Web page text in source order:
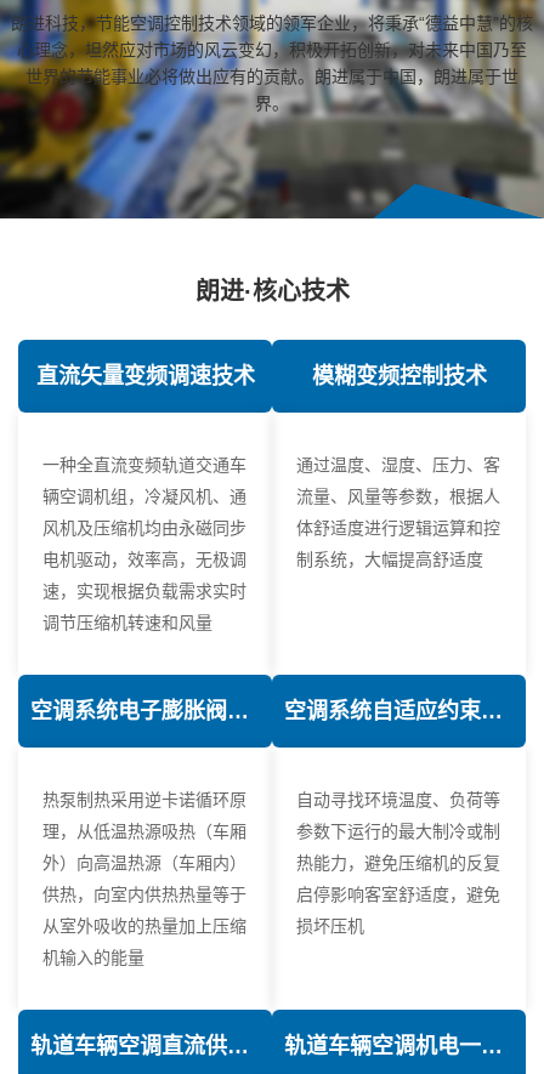
朗进科技，节能空调控制技术领域的领军企业，将秉承“德益中慧”的核
心理念，坦然应对市场的风云变幻，积极开拓创新，对未来中国乃至
世界的节能事业必将做出应有的贡献。朗进属于中国，朗进属于世
界。
朗进·核心技术
直流矢量变频调速技术
一种全直流变频轨道交通车
辆空调机组，冷凝风机、通
风机及压缩机均由永磁同步
电机驱动，效率高，无极调
速，实现根据负载需求实时
调节压缩机转速和风量
模糊变频控制技术
通过温度、湿度、压力、客
流量、风量等参数，根据人
体舒适度进行逻辑运算和控
制系统，大幅提高舒适度
空调系统电子膨胀阀热力学优化技术
热泵制热采用逆卡诺循环原
理，从低温热源吸热（车厢
外）向高温热源（车厢内）
供热，向室内供热热量等于
从室外吸收的热量加上压缩
机输入的能量
空调系统自适应约束控制技术
自动寻找环境温度、负荷等
参数下运行的最大制冷或制
热能力，避免压缩机的反复
启停影响客室舒适度，避免
损坏压机
轨道车辆空调直流供电技术 轨道车辆空调机电一体化技术